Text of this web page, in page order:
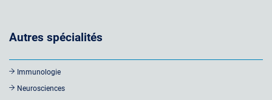
Autres spécialités
Immunologie
Neurosciences